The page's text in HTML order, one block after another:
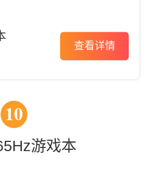
查看详情
10
游戏本